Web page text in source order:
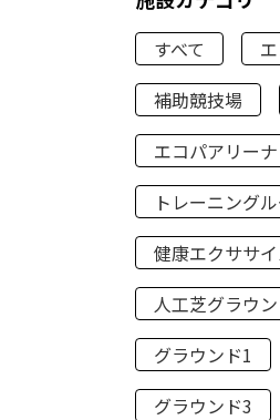
すべて
補助競技場
エコパアリーナ
トレーニング
健康エクササ
人工芝グラウ
グラウンド1
グラウンド3